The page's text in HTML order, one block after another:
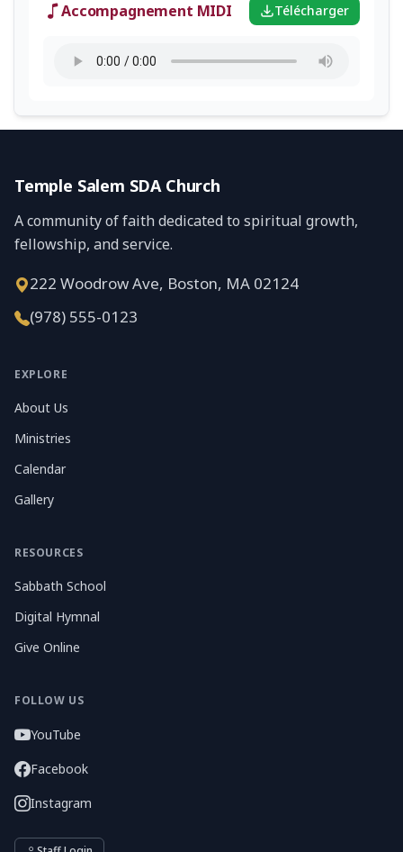
Accompagnement MIDI Télécharger
Temple Salem SDA Church
A community of faith dedicated to spiritual growth,
fellowship, and service.
222 Woodrow Ave, Boston, MA 02124
(978) 555-0123
EXPLORE
About Us
Ministries
Calendar
Gallery
RESOURCES
Sabbath School
Digital Hymnal
Give Online
FOLLOW US
YouTube
Facebook
Instagram